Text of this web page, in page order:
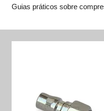
conteúdo
Guias práticos sobre